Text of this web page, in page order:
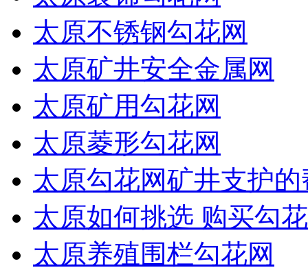
太原不锈钢勾花网
太原矿井安全金属网
太原矿用勾花网
太原菱形勾花网
太原勾花网矿井支护的
太原如何挑选 购买勾
太原养殖围栏勾花网